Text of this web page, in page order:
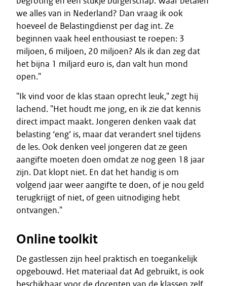
we alles van in Nederland? Dan vraag ik ook
hoeveel de Belastingdienst per dag int. Ze
beginnen vaak heel enthousiast te roepen: 3
miljoen, 6 miljoen, 20 miljoen? Als ik dan zeg dat
het bijna 1 miljard euro is, dan valt hun mond
open."
"Ik vind voor de klas staan oprecht leuk," zegt hij
lachend. "Het houdt me jong, en ik zie dat kennis
direct impact maakt. Jongeren denken vaak dat
belasting ‘eng’ is, maar dat verandert snel tijdens
de les. Ook denken veel jongeren dat ze geen
aangifte moeten doen omdat ze nog geen 18 jaar
zijn. Dat klopt niet. En dat het handig is om
volgend jaar weer aangifte te doen, of je nou geld
terugkrijgt of niet, of geen uitnodiging hebt
ontvangen."
Online toolkit
De gastlessen zijn heel praktisch en toegankelijk
opgebouwd. Het materiaal dat Ad gebruikt, is ook